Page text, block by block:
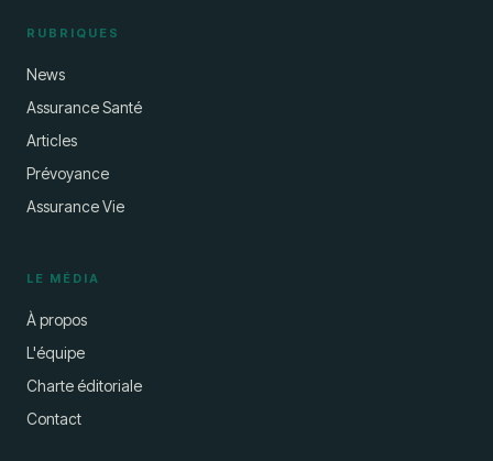
RUBRIQUES
News
Assurance Santé
Articles
Prévoyance
Assurance Vie
LE MÉDIA
À propos
L'équipe
Charte éditoriale
Contact